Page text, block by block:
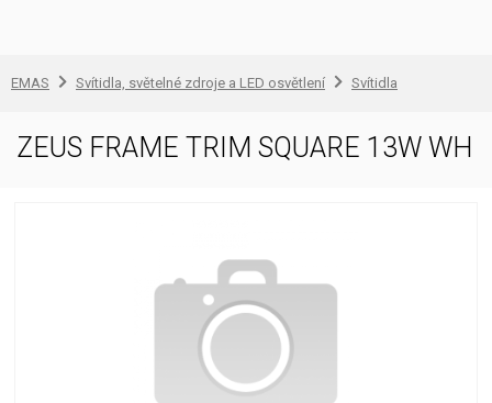
EMAS Svítidla, světelné zdroje a LED osvětlení Svítidla
ZEUS FRAME TRIM SQUARE 13W WH